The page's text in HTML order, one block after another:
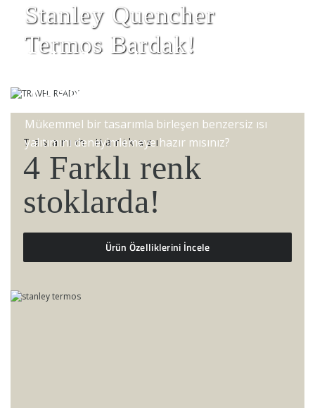
Stanley Quencher
Termos Bardak!
Şık, Modern ve Pratik
Tasarım
Mükemmel bir tasarımla birleşen benzersiz ısı
yalıtımını deneyimlemeye hazır mısınız?
Tasarım Harikası
4 Farklı renk
stoklarda!
Ürün Özelliklerini İncele